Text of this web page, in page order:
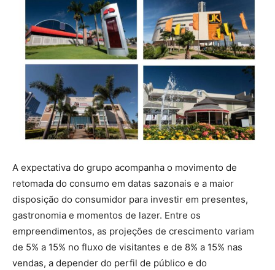
A expectativa do grupo acompanha o movimento de
retomada do consumo em datas sazonais e a maior
disposição do consumidor para investir em presentes,
gastronomia e momentos de lazer. Entre os
empreendimentos, as projeções de crescimento variam
de 5% a 15% no fluxo de visitantes e de 8% a 15% nas
vendas, a depender do perfil de público e do